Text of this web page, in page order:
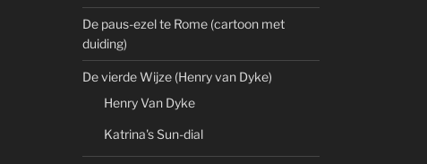
De paus-ezel te Rome (cartoon met
duiding)
De vierde Wijze (Henry van Dyke)
Henry Van Dyke
Katrina's Sun-dial